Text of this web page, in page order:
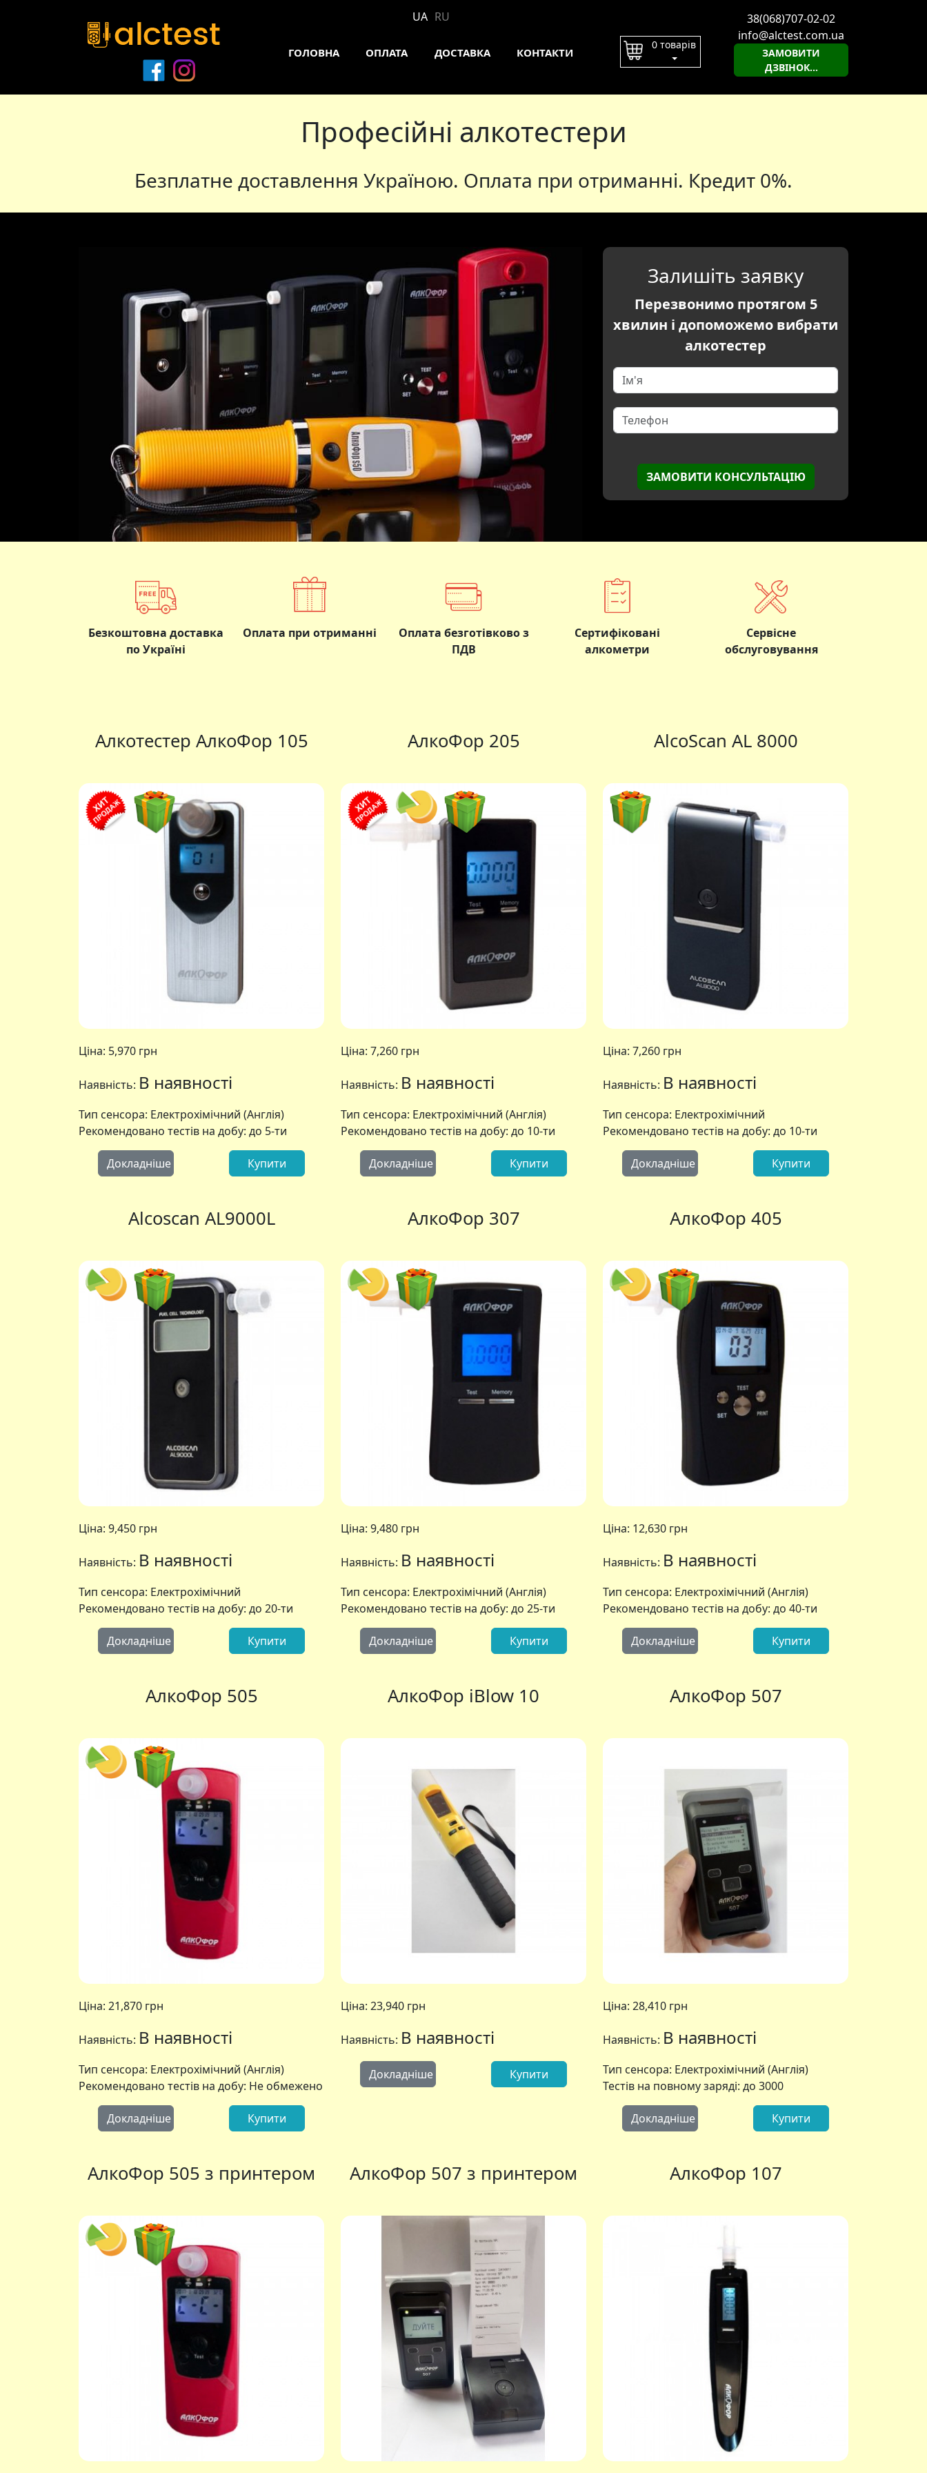
UA RU
ГОЛОВНА ОПЛАТА ДОСТАВКА КОНТАКТИ
0 товарів
38(068)707-02-02
info@alctest.com.ua
ЗАМОВИТИ
ДЗВІНОК...
Професійні алкотестери
Безплатне доставлення Україною. Оплата при отриманні. Кредит 0%.
Залишіть заявку
Перезвонимо протягом 5
хвилин і допоможемо вибрати
алкотестер
ЗАМОВИТИ КОНСУЛЬТАЦІЮ
Безкоштовна доставка
по Україні
Оплата при отриманні
Оплата безготівково з
ПДВ
Сертифіковані
алкометри
Сервісне
обслуговування
Алкотестер АлкоФор 105
Ціна: 5,970 грн
Наявність: В наявності
Тип сенсора: Електрохімічний (Англія)
Рекомендовано тестів на добу: до 5-ти
Докладніше Купити
АлкоФор 205
Ціна: 7,260 грн
Наявність: В наявності
Тип сенсора: Електрохімічний (Англія)
Рекомендовано тестів на добу: до 10-ти
Докладніше Купити
AlcoScan AL 8000
Ціна: 7,260 грн
Наявність: В наявності
Тип сенсора: Електрохімічний
Рекомендовано тестів на добу: до 10-ти
Докладніше Купити
Alcoscan AL9000L
Ціна: 9,450 грн
Наявність: В наявності
Тип сенсора: Електрохімічний
Рекомендовано тестів на добу: до 20-ти
Докладніше Купити
АлкоФор 307
Ціна: 9,480 грн
Наявність: В наявності
Тип сенсора: Електрохімічний (Англія)
Рекомендовано тестів на добу: до 25-ти
Докладніше Купити
АлкоФор 405
Ціна: 12,630 грн
Наявність: В наявності
Тип сенсора: Електрохімічний (Англія)
Рекомендовано тестів на добу: до 40-ти
Докладніше Купити
АлкоФор 505
Ціна: 21,870 грн
Наявність: В наявності
Тип сенсора: Електрохімічний (Англія)
Рекомендовано тестів на добу: Не обмежено
Докладніше Купити
АлкоФор iBlow 10
Ціна: 23,940 грн
Наявність: В наявності
Докладніше Купити
АлкоФор 507
Ціна: 28,410 грн
Наявність: В наявності
Тип сенсора: Електрохімічний (Англія)
Тестів на повному заряді: до 3000
Докладніше Купити
АлкоФор 505 з принтером АлкоФор 507 з принтером АлкоФор 107